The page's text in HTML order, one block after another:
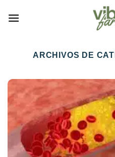
ARCHIVOS DE